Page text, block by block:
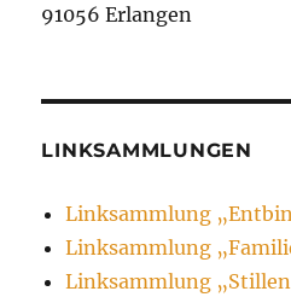
91056 Erlangen
LINKSAMMLUNGEN
Linksammlung
Linksammlung
Linksammlung